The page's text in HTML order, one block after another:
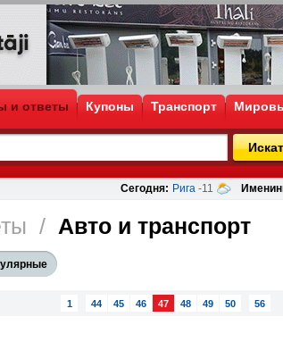
и ответы Купоны Транспорт
Сегодня: Рига -11
/ Авто и транспорт
1 44 45 46 47 48 49 50 56